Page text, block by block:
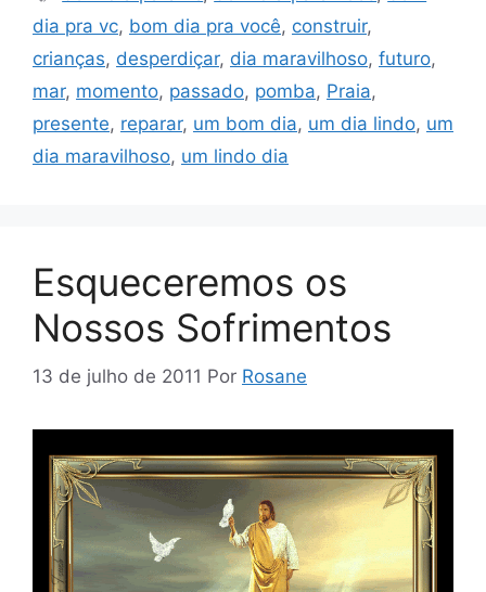
dia pra vc, bom dia pra você, construir,
crianças, desperdiçar, dia maravilhoso, futuro,
mar, momento, passado, pomba, Praia,
presente, reparar, um bom dia, um dia lindo, um
dia maravilhoso, um lindo dia
Esqueceremos os
Nossos Sofrimentos
13 de julho de 2011 Por Rosane